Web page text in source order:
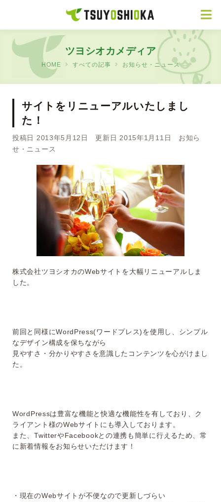
ツヨシオカメディア
HOME すべての記事 お知らせ・ニュース
サイトをリニューアルいたしまし
た！
投稿日 2013年5月12日 更新日 2015年1月11日 お知ら
せ・ニュース
株式会社ツヨシオカのWebサイトを大幅リニューアルしま
した。
前回と同様にWordPress(ワードプレス)を使用し、シンプル
なデザイン構成を保ちながら
見やすさ・分かりやすさを意識したコンテンツを心がけまし
た。
WordPressは豊富な機能と快適な機能性を有しており、ク
ライアント様のWebサイトにも導入しております。
また、TwitterやFacebookとの連携も簡単に行えるため、常
に新着情報をお知らせいただけます！
・現在のWebサイトが不便なので更新しづらい